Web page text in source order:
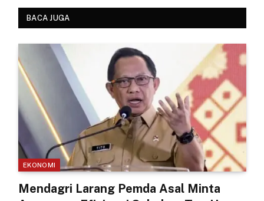
BACA JUGA
EKONOMI
Mendagri Larang Pemda Asal Minta